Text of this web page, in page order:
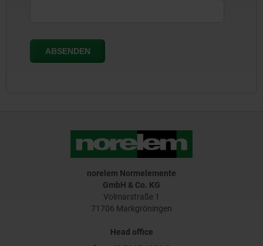
norelem Normelemente
GmbH & Co. KG
Volmarstraße 1
71706 Markgröningen
Head office